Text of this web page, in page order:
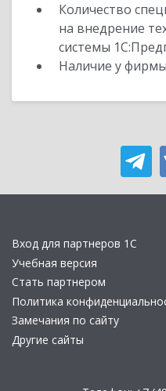
Количество
на внедрение
системы
Наличие у фирмы
Вход для партнеров 1С
Учебная версия
Стать партнером
Политика
Замечания по сайту
Другие сайты